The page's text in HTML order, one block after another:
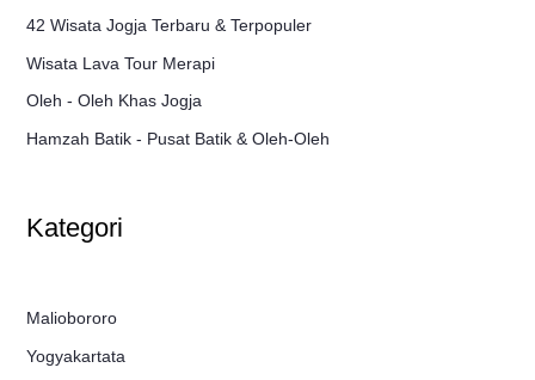
42 Wisata Jogja Terbaru & Terpopuler
Wisata Lava Tour Merapi
Oleh - Oleh Khas Jogja
Hamzah Batik - Pusat Batik & Oleh-Oleh
Kategori
Maliobororo
Yogyakartata